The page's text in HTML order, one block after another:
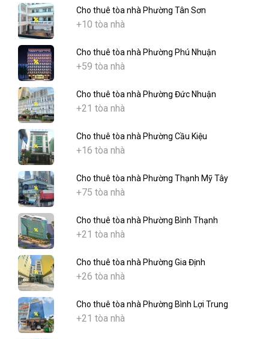
Cho thuê tòa nhà Phường Tân Sơn
+10 tòa nhà
Cho thuê tòa nhà Phường Phú Nhuận
+59 tòa nhà
Cho thuê tòa nhà Phường Đức Nhuận
+21 tòa nhà
Cho thuê tòa nhà Phường Cầu Kiệu
+16 tòa nhà
Cho thuê tòa nhà Phường Thạnh Mỹ Tây
+75 tòa nhà
Cho thuê tòa nhà Phường Bình Thạnh
+21 tòa nhà
Cho thuê tòa nhà Phường Gia Định
+26 tòa nhà
Cho thuê tòa nhà Phường Bình Lợi Trung
+21 tòa nhà